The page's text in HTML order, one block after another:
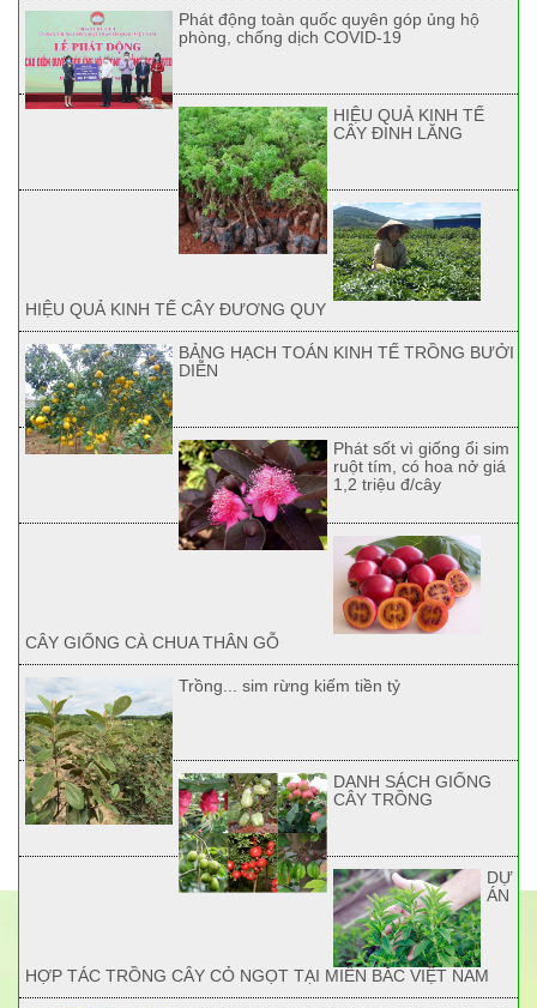
Phát động toàn quốc quyên góp ủng hộ
phòng, chống dịch COVID-19
HIỆU QUẢ KINH TẾ
CÂY ĐINH LĂNG
HIỆU QUẢ KINH TẾ CÂY ĐƯƠNG QUY
BẢNG HẠCH TOÁN KINH TẾ TRỒNG BƯỞI
DIỄN
Phát sốt vì giống ổi sim
ruột tím, có hoa nở giá
1,2 triệu đ/cây
CÂY GIỐNG CÀ CHUA THÂN GỖ
Trồng... sim rừng kiếm tiền tỷ
DANH SÁCH GIỐNG
CÂY TRỒNG
DỰ
ÁN
HỢP TÁC TRỒNG CÂY CỎ NGỌT TẠI MIỀN BẮC VIỆT NAM